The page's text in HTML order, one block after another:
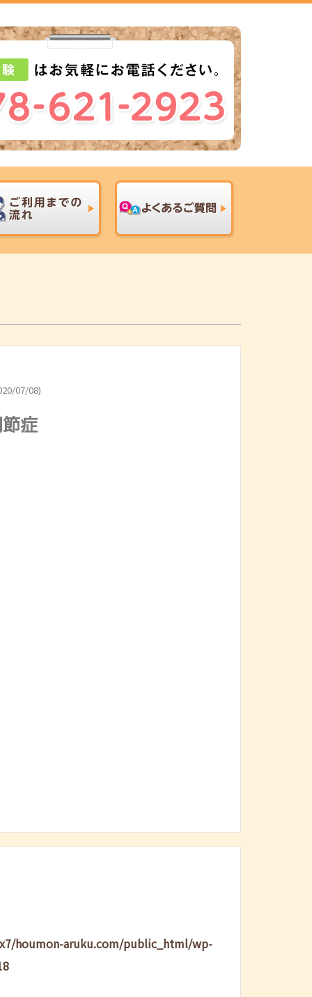
07/08)
症
houmon-aruku.com/public_html/wp-